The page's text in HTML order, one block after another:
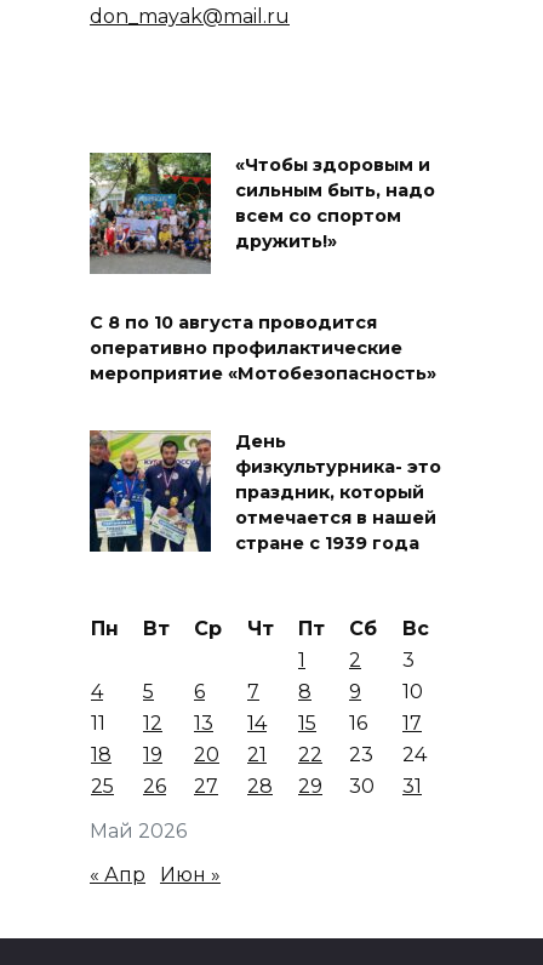
don_mayak@mail.ru
«Чтобы здоровым и
сильным быть, надо
всем со спортом
дружить!»
С 8 по 10 августа проводится
оперативно профилактические
мероприятие «Мотобезопасность»
День
физкультурника- это
праздник, который
отмечается в нашей
стране с 1939 года
Май 2026
Пн Вт Ср Чт Пт Сб
Вс
1
2
3
4
5 6 7 8 9
10
11
12 13 14 15 16
17
18
19 20 21 22 23
24
25
26 27 28 29 30 31
« Апр Июн »